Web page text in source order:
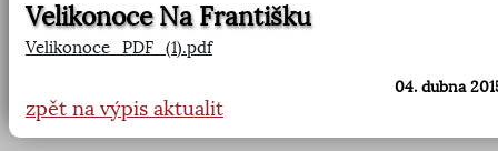
Velikonoce Na Františku
Velikonoce_PDF_(1).pdf
04. dubna
zpět na výpis aktualit